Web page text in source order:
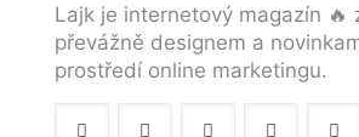
Lajk je internetový magazín 🔥
převážně designem a
prostředí online marketingu.